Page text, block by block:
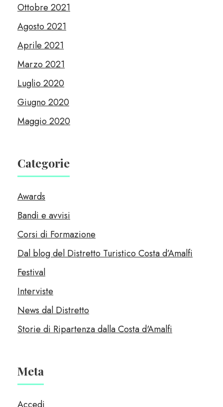
Ottobre 2021
Agosto 2021
Aprile 2021
Marzo 2021
Luglio 2020
Giugno 2020
Maggio 2020
Categorie
Awards
Bandi e avvisi
Corsi di Formazione
Dal blog del Distretto Turistico Costa d’Amalfi
Festival
Interviste
News dal Distretto
Storie di Ripartenza dalla Costa d'Amalfi
Meta